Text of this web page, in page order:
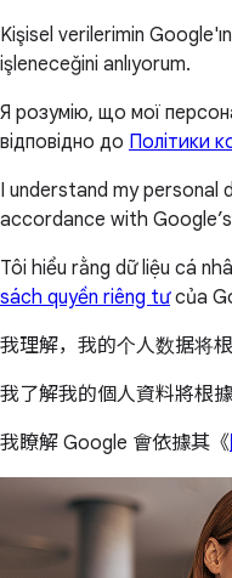
Kişisel verilerimin Google'ın
işleneceğini anlıyorum.
Я розумію, що мої
відповідно до Політики
I understand my personal
accordance with Google’s
Tôi hiểu rằng dữ liệu cá
sách quyền riêng tưcủa
我理解，我的个人数据将
我了解我的個人資料將根
我瞭解 Google 會依據其《